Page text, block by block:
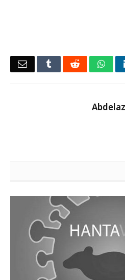
LinkedIn
WhatsApp
Reddit
Tumblr